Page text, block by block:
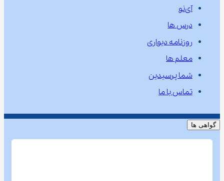
آی‌نو
درس ها
روزنامه دیواری
معلم ها
شما پرسیدین
تماس با ما
گواهی ها